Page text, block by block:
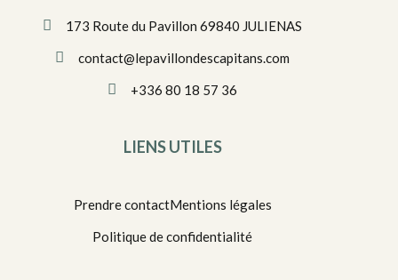
173 Route du Pavillon 69840 JULIENAS
contact@lepavillondescapitans.com
+336 80 18 57 36
LIENS UTILES
Prendre contactMentions légales
Politique de confidentialité